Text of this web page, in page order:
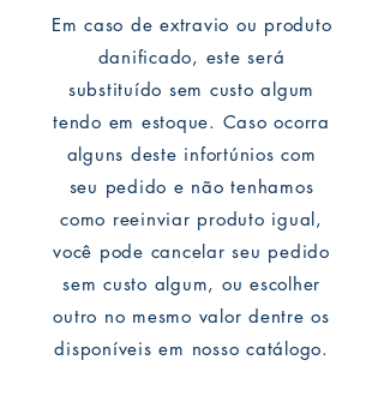
Em caso de extravio ou produto
danificado, este será
substituído sem custo algum
tendo em estoque. Caso ocorra
alguns deste infortúnios com
seu pedido e não tenhamos
como reeinviar produto igual,
você pode cancelar seu pedido
sem custo algum, ou escolher
outro no mesmo valor dentre os
disponíveis em nosso catálogo.